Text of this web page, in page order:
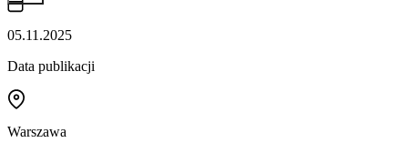
05.11.2025
Data publikacji
Warszawa